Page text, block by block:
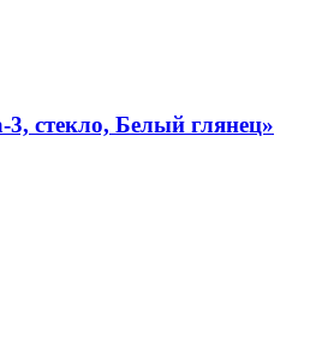
стекло, Белый глянец»